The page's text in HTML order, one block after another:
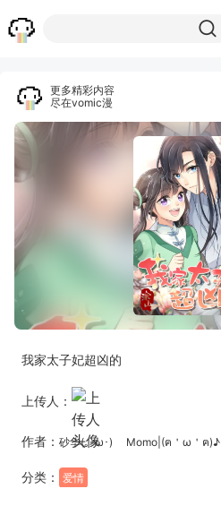
更多精彩内容
尽在vomic漫
我家太子妃超凶的
上传人：
作者： 砂华(｡･ω･) Momo|(ฅ＇ω＇ฅ)♪
分类： 爱情